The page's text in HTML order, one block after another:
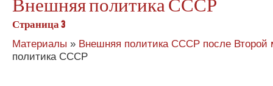
Внешняя политика СССР
Страница 3
Материалы » Внешняя политика СССР после Второй
политика СССР